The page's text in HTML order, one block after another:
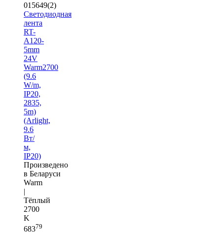
015649(2)
Светодиодная
лента
RT-
A120-
5mm
24V
Warm2700
(9.6
W/m,
IP20,
2835,
5m)
(Arlight,
9.6
Вт/
м,
IP20)
Произведено
в Беларуси
Warm
|
Тёплый
2700
K
68379